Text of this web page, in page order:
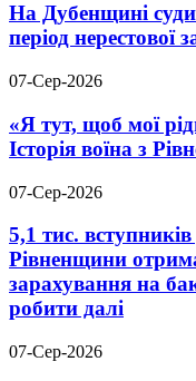
На Дубенщині
період нерестової
07-Сер-2026
«Я тут, щоб мої
Історія воїна з
07-Сер-2026
5,1 тис.
Рівненщини
зарахування на
робити далі
07-Сер-2026